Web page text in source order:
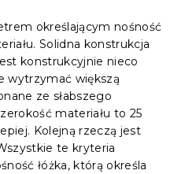
określającym nośność
Solidna konstrukcja
konstrukcyjnie nieco
wytrzymać większą
ze słabszego
materiału to 25
Kolejną rzeczą jest
te kryteria
łóżka, którą określa